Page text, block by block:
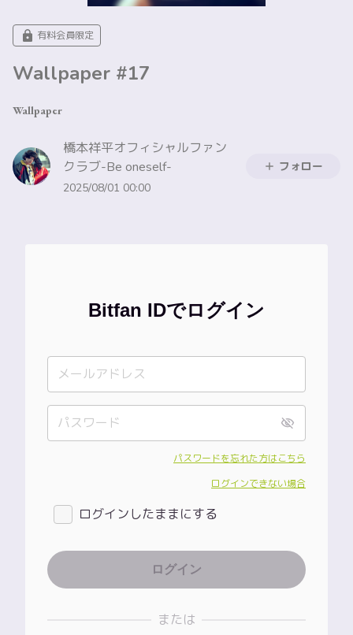
有料会員限定
Wallpaper #17
Wallpaper
橋本祥平オフィシャルファン
クラブ-Be oneself-
2025/08/01 00:00
フォロー
Bitfan IDでログイン
パスワードを忘れた方はこちら
ログインできない場合
ログインしたままにする
または